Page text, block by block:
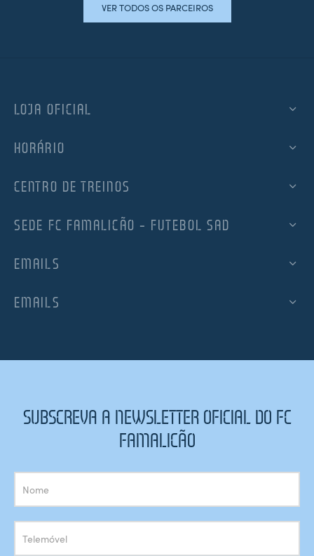
VER TODOS OS PARCEIROS
LOJA OFICIAL
HORÁRIO
CENTRO DE TREINOS
SEDE FC FAMALICÃO – FUTEBOL SAD
EMAILS
EMAILS
SUBSCREVA A NEWSLETTER OFICIAL DO FC
FAMALICÃO
Subscrição
Newsletter